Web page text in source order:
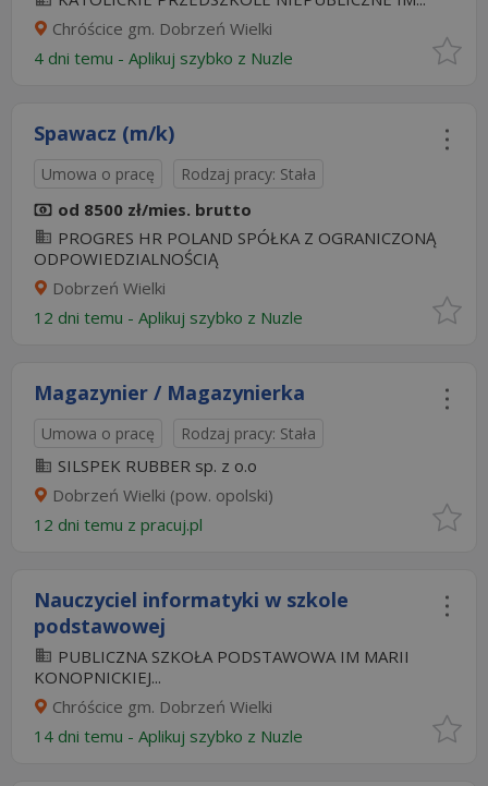
Chróścice gm. Dobrzeń Wielki
4 dni temu - Aplikuj szybko z Nuzle
Spawacz (m/k)
Umowa o pracę Rodzaj pracy: Stała
od 8500 zł/mies. brutto
PROGRES HR POLAND SPÓŁKA Z OGRANICZONĄ
ODPOWIEDZIALNOŚCIĄ
Dobrzeń Wielki
12 dni temu - Aplikuj szybko z Nuzle
Magazynier / Magazynierka
Umowa o pracę Rodzaj pracy: Stała
SILSPEK RUBBER sp. z o.o
Dobrzeń Wielki (pow. opolski)
12 dni temu z pracuj.pl
Nauczyciel informatyki w szkole
podstawowej
PUBLICZNA SZKOŁA PODSTAWOWA IM MARII
KONOPNICKIEJ...
Chróścice gm. Dobrzeń Wielki
14 dni temu - Aplikuj szybko z Nuzle